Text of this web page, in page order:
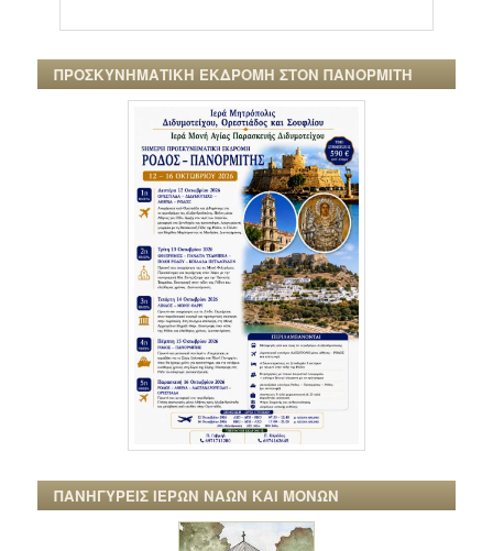
ΠΡΟΣΚΥΝΗΜΑΤΙΚΗ ΕΚΔΡΟΜΗ ΣΤΟΝ ΠΑΝΟΡΜΙΤΗ
ΠΑΝΗΓΥΡΕΙΣ ΙΕΡΩΝ ΝΑΩΝ ΚΑΙ ΜΟΝΩΝ